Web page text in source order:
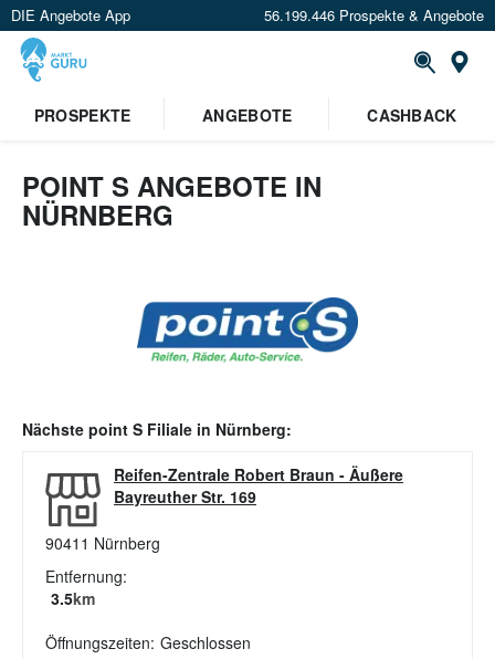
DIE Angebote App 56.199.446 Prospekte & Angebote
PROSPEKTE
ANGEBOTE CASHBACK
POINT S ANGEBOTE IN
NÜRNBERG
Nächste point S Filiale in Nürnberg:
Reifen-Zentrale Robert Braun - Äußere
Bayreuther Str. 169
90411 Nürnberg
Entfernung:
3.5km
Öffnungszeiten: Geschlossen